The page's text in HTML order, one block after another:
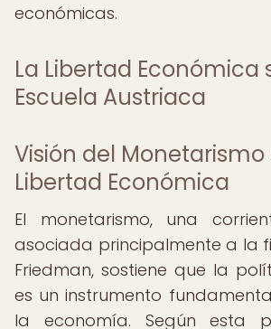
económicas.
La Libertad Económica
Escuela Austriaca
Visión del Monetarismo
Libertad Económica
El monetarismo, una
asociada principalmente a la
Friedman, sostiene que la
es un instrumento
la economía. Según esta